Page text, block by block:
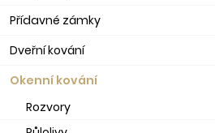
Přídavné zámky
Dveřní kování
Okenní kování
Rozvory